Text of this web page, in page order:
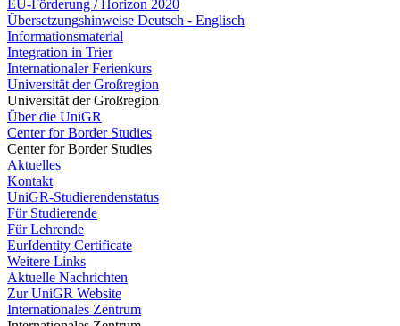
EU-Förderung / Horizon 2020
Übersetzungshinweise Deutsch - Englisch
Informationsmaterial
Integration in Trier
Internationaler Ferienkurs
Universität der Großregion
Universität der Großregion
Über die UniGR
Center for Border Studies
Center for Border Studies
Aktuelles
Kontakt
UniGR-Studierendenstatus
Für Studierende
Für Lehrende
EurIdentity Certificate
Weitere Links
Aktuelle Nachrichten
Zur UniGR Website
Internationales Zentrum